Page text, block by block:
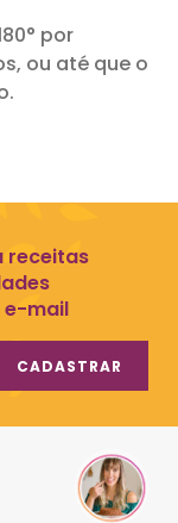
por
ou até que o
receitas
e-mail
CADASTRAR